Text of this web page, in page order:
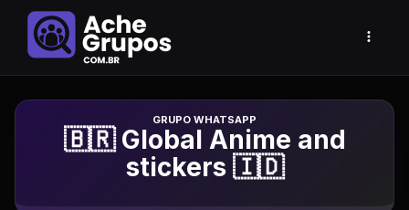
Grupo de Whatsapp
🇧🇷 Global Anime and
stickers 🇮🇩